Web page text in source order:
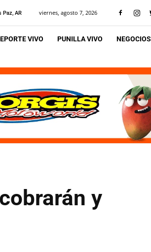
Paz, AR viernes, agosto 7, 2026
VIVO PUNILLA VIVO NEGOCIOS
y